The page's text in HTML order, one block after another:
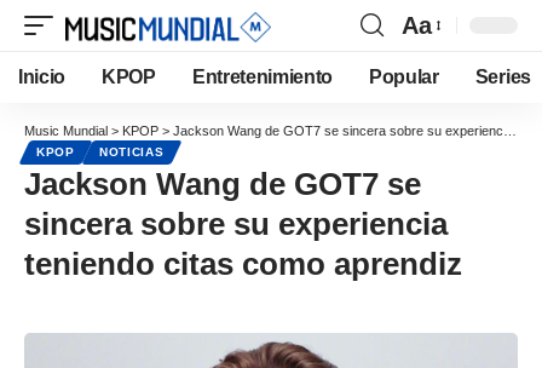
Aa
Inicio KPOP Entretenimiento Popular Series
Music Mundial > KPOP > Jackson Wang de GOT7 se sincera sobre su experiencia teniendo citas como aprendiz
KPOP NOTICIAS
Jackson Wang de GOT7 se
sincera sobre su experiencia
teniendo citas como aprendiz